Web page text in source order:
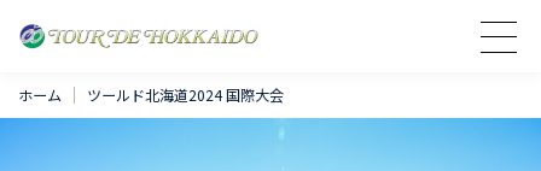
ホーム ツールド北海道2024 国際大会